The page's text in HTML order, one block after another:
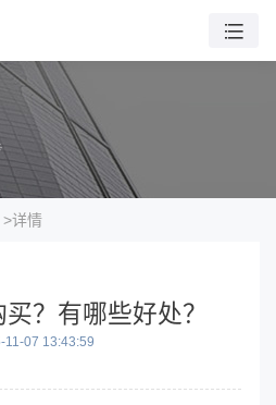
>详情
？有哪些好处？
11-07 13:43:59